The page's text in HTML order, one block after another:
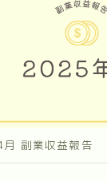
副業収益報告